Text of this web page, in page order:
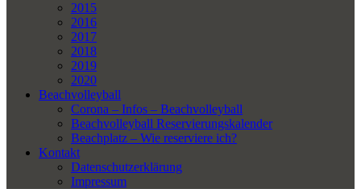
2015
2016
2017
2018
2019
2020
Beachvolleyball
Corona – Infos – Beachvolleyball
Beachvolleyball Reservierungskalender
Beachplatz – Wie reserviere ich?
Kontakt
Datenschutzerklärung
Impressum